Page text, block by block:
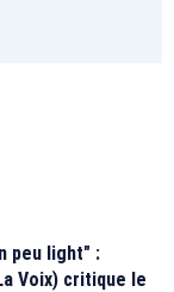
peu light" :
Voix) critique le